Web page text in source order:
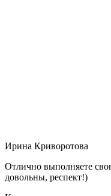
Ирина Криворотова
Отлично выполняете
довольны, респект!)